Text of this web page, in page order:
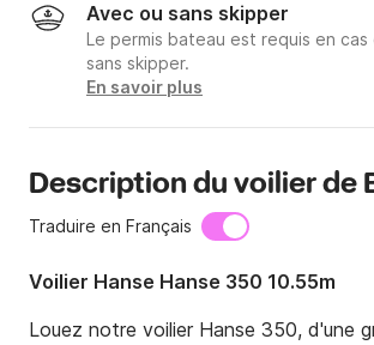
Avec ou sans skipper
Le permis bateau est requis en
sans skipper.
En savoir plus
Description du voilier de
Traduire en Français
Voilier Hanse Hanse 350 10.55m
Louez notre voilier Hanse 350, d'une